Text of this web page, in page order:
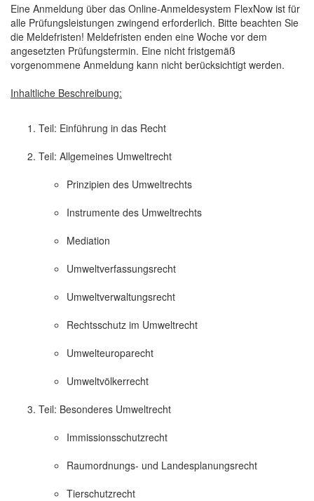
Eine Anmeldung über das Online-Anmeldesystem FlexNow ist für
alle Prüfungsleistungen zwingend erforderlich. Bitte beachten Sie
die Meldefristen! Meldefristen enden eine Woche vor dem
angesetzten Prüfungstermin. Eine nicht fristgemäß
vorgenommene Anmeldung kann nicht berücksichtigt werden.
Inhaltliche Beschreibung:
Teil: Einführung in das Recht
Teil: Allgemeines Umweltrecht
Prinzipien des Umweltrechts
Instrumente des Umweltrechts
Mediation
Umweltverfassungsrecht
Umweltverwaltungsrecht
Rechtsschutz im Umweltrecht
Umwelteuroparecht
Umweltvölkerrecht
Teil: Besonderes Umweltrecht
Immissionsschutzrecht
Raumordnungs- und Landesplanungsrecht
Tierschutzrecht